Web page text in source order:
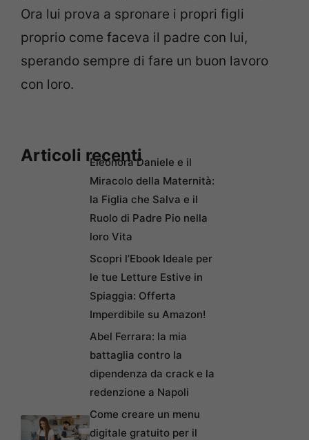
Ora lui prova a spronare i propri figli
proprio come faceva il padre con lui,
sperando sempre di fare un buon lavoro
con loro.
Articoli recentiEleonora Daniele e il
Miracolo della Maternità:
la Figlia che Salva e il
Ruolo di Padre Pio nella
loro Vita
Scopri l’Ebook Ideale per
le tue Letture Estive in
Spiaggia: Offerta
Imperdibile su Amazon!
Abel Ferrara: la mia
battaglia contro la
dipendenza da crack e la
redenzione a Napoli
Come creare un menu
digitale gratuito per il